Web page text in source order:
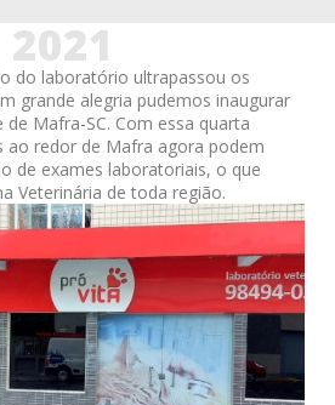
2021
do laboratório ultrapassou os
grande alegria pudemos inaugurar
de Mafra-SC. Com essa quarta
ao redor de Mafra agora podem
de exames laboratoriais, o que
Veterinária de toda região.